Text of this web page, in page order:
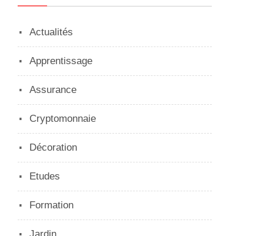
Actualités
Apprentissage
Assurance
Cryptomonnaie
Décoration
Etudes
Formation